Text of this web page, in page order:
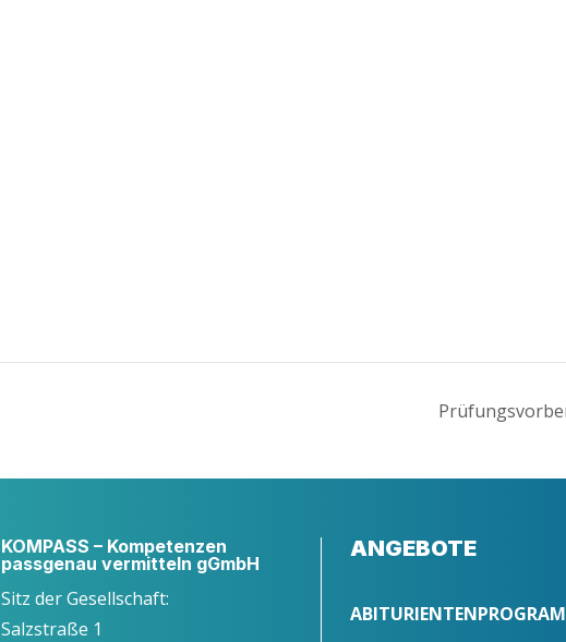
KOMPASS – Kompetenzen
passgenau vermitteln gGmbH
Sitz der Gesellschaft:
Salzstraße 1
ANGEBOTE